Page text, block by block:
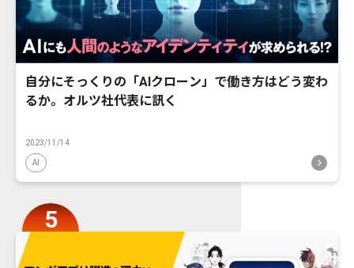
自分にそっくりの「AIクローン」で働き方はどう変わ
るか。オルツ社代表に訊く
2023/11/14
AI